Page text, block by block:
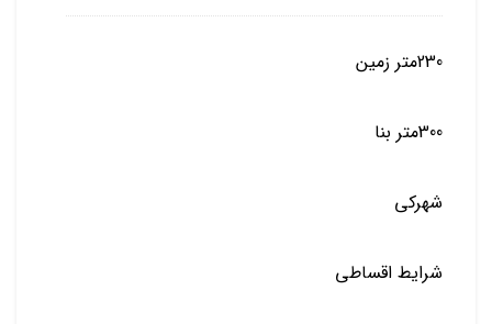
230متر زمین
300متر بنا
شهرکی
شرایط اقساطی